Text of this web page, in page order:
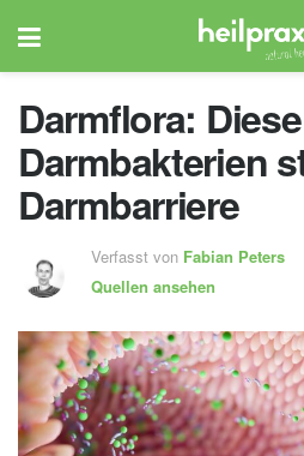
Darmflora: Diese
Darmbakterien
Darmbarriere
Verfasst von Fabian Peters
Quellen ansehen